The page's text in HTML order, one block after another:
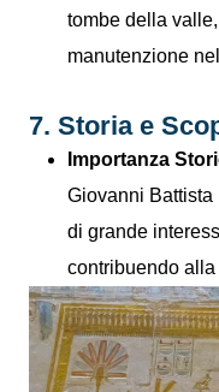
tombe della
manutenzione
7. Storia e
Importanza
Giovanni Battista
di grande
contribuendo